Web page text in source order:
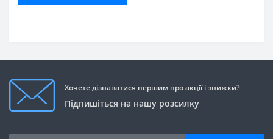
Хочете дізнаватися першим про акції і знижки?
Підпишіться на нашу розсилку